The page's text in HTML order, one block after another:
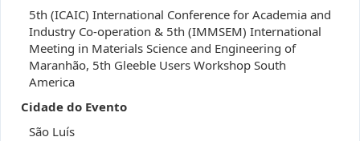
5th (ICAIC) International Conference for Academia and
Industry Co-operation & 5th (IMMSEM) International
Meeting in Materials Science and Engineering of
Maranhão, 5th Gleeble Users Workshop South
America
Cidade do Evento
São Luís